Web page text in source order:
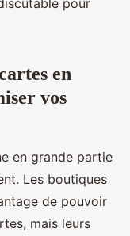
en
vos
en grande partie
Les boutiques
de pouvoir
mais leurs